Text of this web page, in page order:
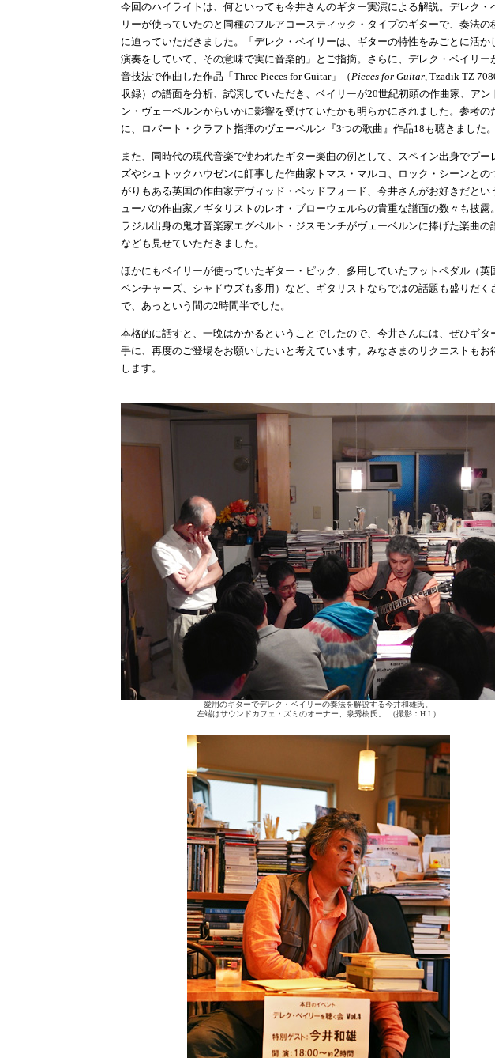
今回のハイライトは、何といっても今井さんのギター実演による解説。デレク・
リーが使っていたのと同種のフルアコースティック・タイプのギターで、奏法の
に迫っていただきました。「デレク・ベイリーは、ギターの特性をみごとに活か
演奏をしていて、その意味で実に音楽的」とご指摘。さらに、デレク・ベイリー
音技法で作曲した作品「Three Pieces for Guitar」（Pieces for Guitar, Tzadik TZ
収録）の譜面を分析、試演していただき、ベイリーが20世紀初頭の作曲家、アン
ン・ヴェーベルンからいかに影響を受けていたかも明らかにされました。参考の
に、ロバート・クラフト指揮のヴェーベルン『3つの歌曲』作品18も聴きました
また、同時代の現代音楽で使われたギター楽曲の例として、スペイン出身でブー
ズやシュトックハウゼンに師事した作曲家トマス・マルコ、ロック・シーンとの
がりもある英国の作曲家デヴィッド・ベッドフォード、今井さんがお好きだとい
ューバの作曲家／ギタリストのレオ・ブローウェルらの貴重な譜面の数々も披露
ラジル出身の鬼才音楽家エグベルト・ジスモンチがヴェーベルンに捧げた楽曲の
なども見せていただきました。
ほかにもベイリーが使っていたギター・ピック、多用していたフットペダル（英
ベンチャーズ、シャドウズも多用）など、ギタリストならではの話題も盛りだく
で、あっという間の2時間半でした。
本格的に話すと、一晩はかかるということでしたので、今井さんには、ぜひギタ
手に、再度のご登場をお願いしたいと考えています。みなさまのリクエストもお
します。
愛用のギターでデレク・ベイリーの奏法を解説する今井和雄氏。
左端はサウンドカフェ・ズミのオーナー、泉秀樹氏。 （撮影：H.I.）